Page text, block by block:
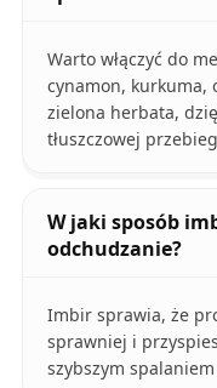
Warto włączyć do
cynamon, kurkuma,
zielona herbata,
tłuszczowej
W jaki sposób
odchudzanie?
Imbir sprawia, że
sprawniej i
szybszym